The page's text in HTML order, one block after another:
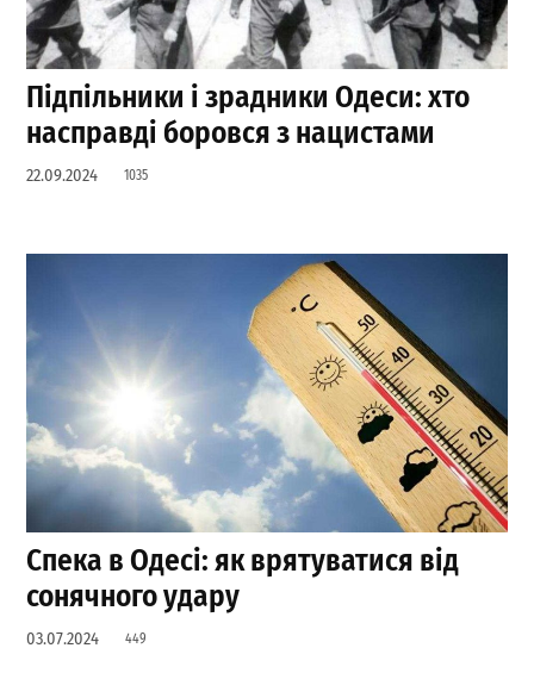
Підпільники і зрадники Одеси: хто
насправді боровся з нацистами
22.09.2024 1035
Спека в Одесі: як врятуватися від
сонячного удару
03.07.2024 449